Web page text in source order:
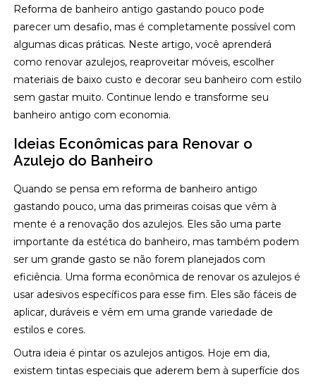
Reforma de banheiro antigo gastando pouco pode
parecer um desafio, mas é completamente possível com
algumas dicas práticas. Neste artigo, você aprenderá
como renovar azulejos, reaproveitar móveis, escolher
materiais de baixo custo e decorar seu banheiro com estilo
sem gastar muito. Continue lendo e transforme seu
banheiro antigo com economia.
Ideias Econômicas para Renovar o
Azulejo do Banheiro
Quando se pensa em reforma de banheiro antigo
gastando pouco, uma das primeiras coisas que vêm à
mente é a renovação dos azulejos. Eles são uma parte
importante da estética do banheiro, mas também podem
ser um grande gasto se não forem planejados com
eficiência. Uma forma econômica de renovar os azulejos é
usar adesivos específicos para esse fim. Eles são fáceis de
aplicar, duráveis e vêm em uma grande variedade de
estilos e cores.
Outra ideia é pintar os azulejos antigos. Hoje em dia,
existem tintas especiais que aderem bem à superfície dos